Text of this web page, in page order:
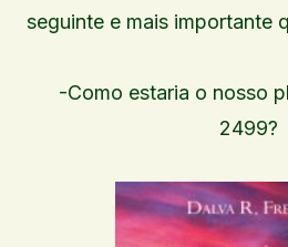
seguinte e mais importante
-Como estaria o nosso
2499?